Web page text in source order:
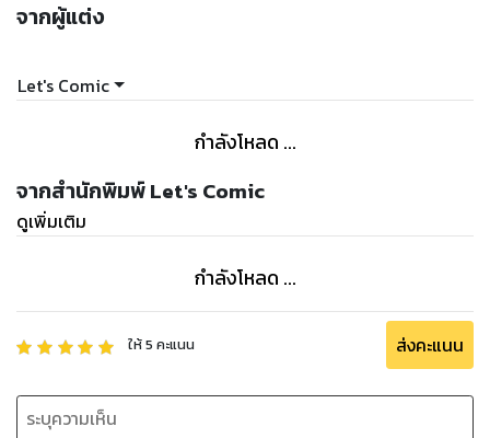
จากผู้แต่ง
Let's Comic
กำลังโหลด ...
จากสำนักพิมพ์ Let's Comic
ดูเพิ่มเติม
กำลังโหลด ...
ให้5 คะแนน ส่งคะแนน